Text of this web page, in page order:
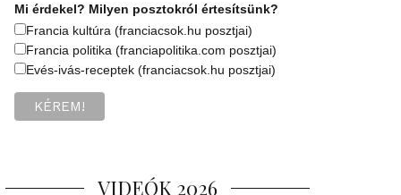
Mi érdekel? Milyen posztokról értesítsünk?
Francia kultúra (franciacsok.hu posztjai)
Francia politika (franciapolitika.com posztjai)
Evés-ivás-receptek (franciacsok.hu posztjai)
VIDEÓK 2026